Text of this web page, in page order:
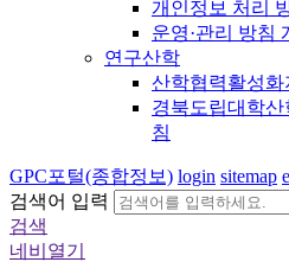
개인정보 처리
운영·관리 방침
연구산학
산학협력활성화
경북도립대학산
침
GPC포털(종합정보) login sitemap
검색어 입력
검색
네비열기